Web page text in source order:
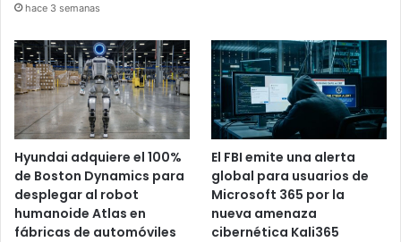
hace 3 semanas
Hyundai adquiere el 100%
de Boston Dynamics para
desplegar al robot
humanoide Atlas en
fábricas de automóviles
El FBI emite una alerta
global para usuarios de
Microsoft 365 por la
nueva amenaza
cibernética Kali365